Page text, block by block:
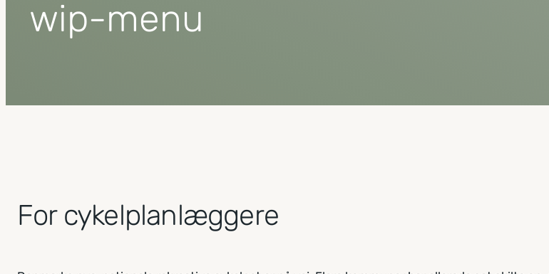
wip-menu
For cykelplanlæggere